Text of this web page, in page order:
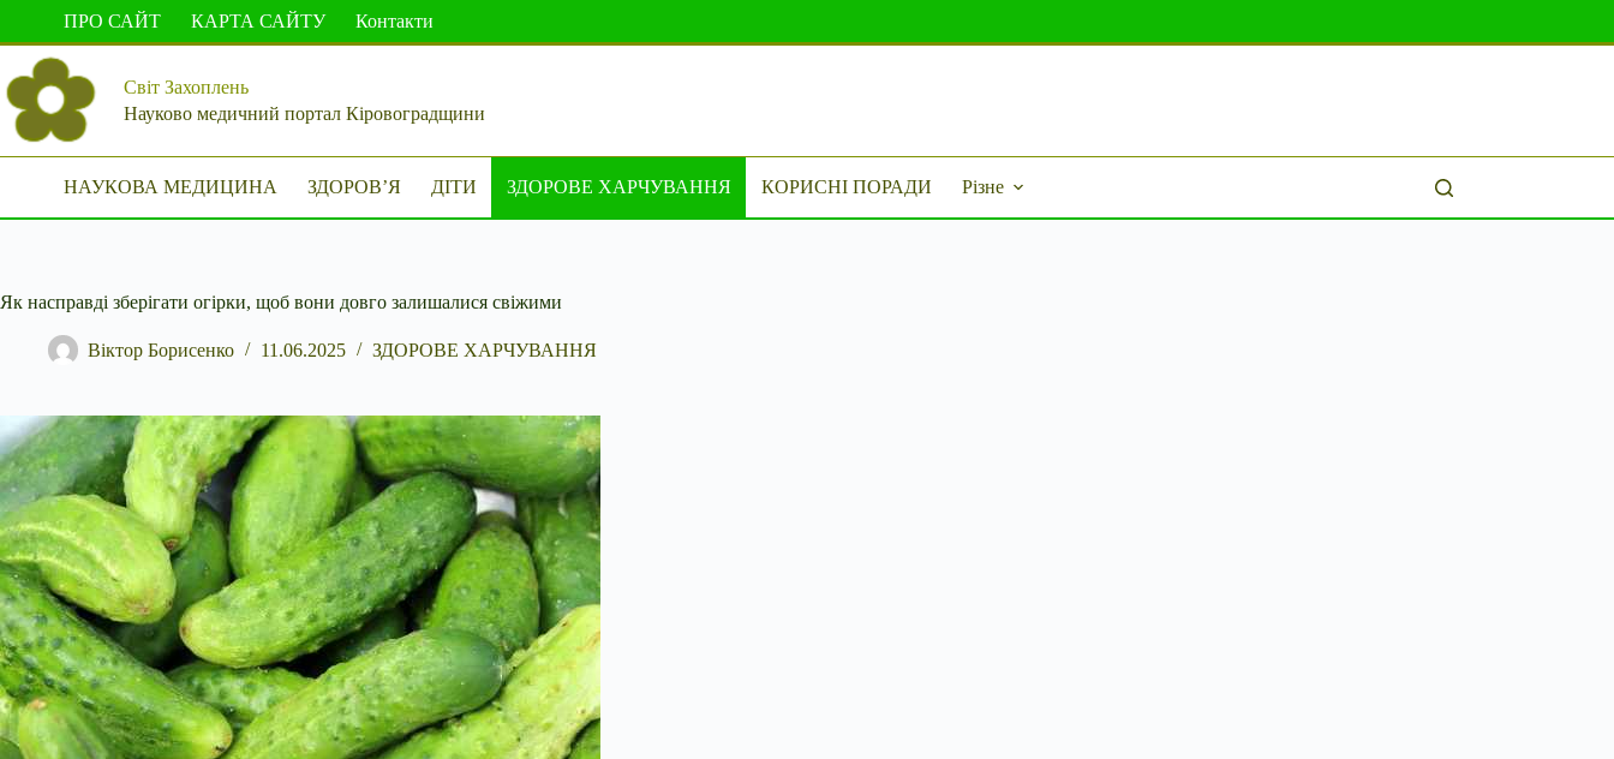
вмісту
ПРО САЙТ КАРТА САЙТУ Контакти
Світ Захоплень
Науково медичний портал Кіровоградщини
НАУКОВА МЕДИЦИНА ЗДОРОВ’Я ДІТИ ЗДОРОВЕ ХАРЧУВАННЯ КОРИСНІ ПОРАДИ Різне
Як насправді зберігати огірки, щоб вони довго залишалися свіжими
Віктор Борисенко 11.06.2025 ЗДОРОВЕ ХАРЧУВАННЯ